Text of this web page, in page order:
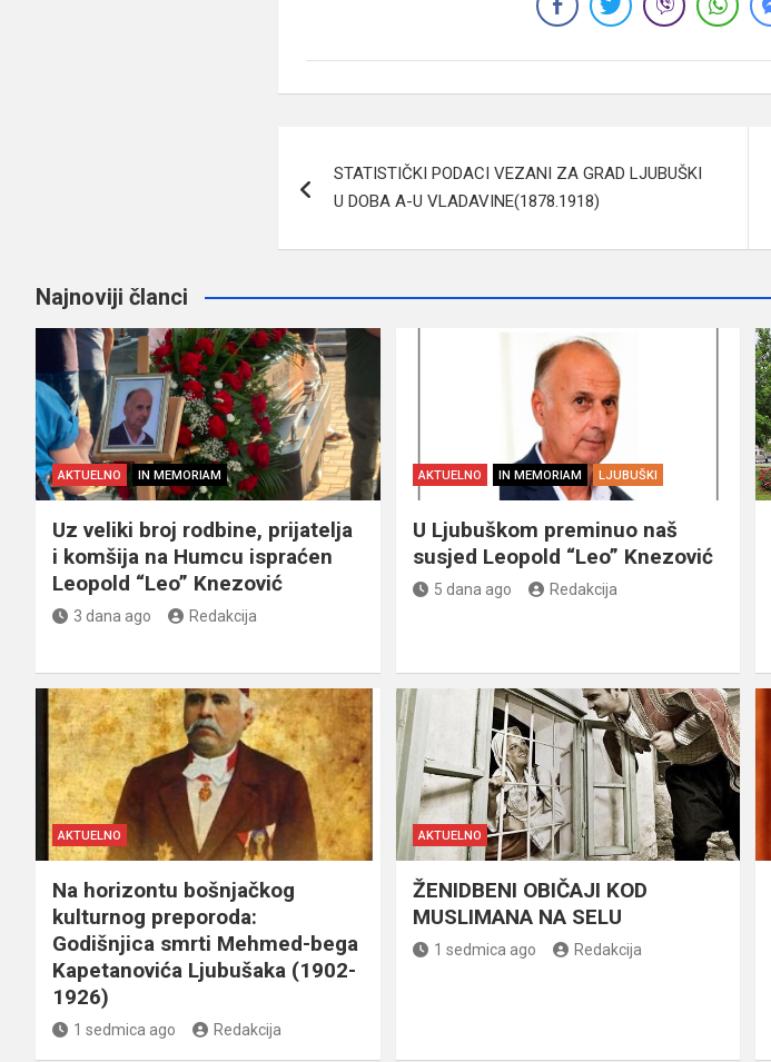
članaka
STATISTIČKI PODACI VEZANI ZA GRAD LJUBUŠKI
U DOBA A-U VLADAVINE(1878.1918)
Najnoviji članci
AKTUELNO IN MEMORIAM
Uz veliki broj rodbine, prijatelja
i komšija na Humcu ispraćen
Leopold “Leo” Knezović
3 dana ago Redakcija
AKTUELNO IN MEMORIAM LJUBUŠKI
U Ljubuškom preminuo naš
susjed Leopold “Leo” Knezović
5 dana ago Redakcija
AKTUELNO
Na horizontu bošnjačkog
kulturnog preporoda:
Godišnjica smrti Mehmed-bega
Kapetanovića Ljubušaka (1902-
1926)
1 sedmica ago Redakcija
AKTUELNO
ŽENIDBENI OBIČAJI KOD
MUSLIMANA NA SELU
1 sedmica ago Redakcija